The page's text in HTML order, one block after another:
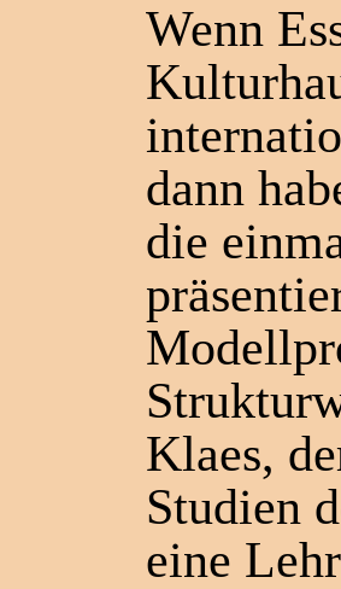
Wenn
dann
die
Klaes,
Studien
eine